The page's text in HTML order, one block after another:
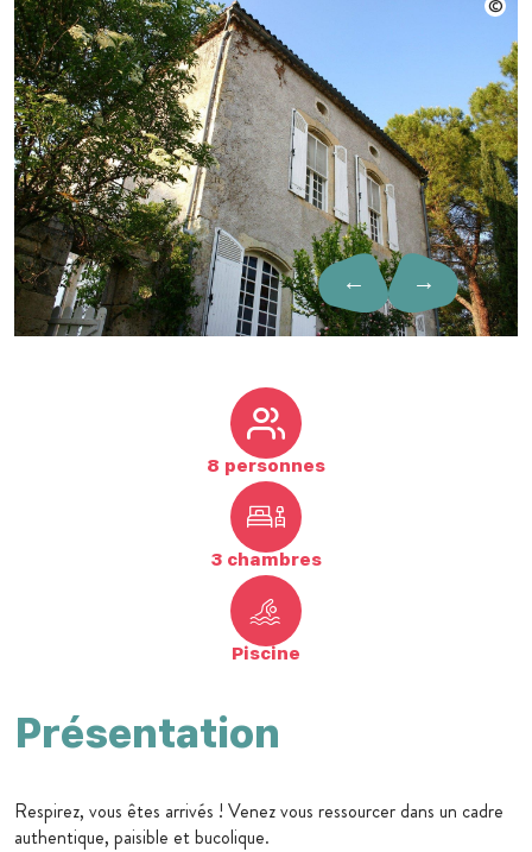
← →
8 personnes
3 chambres
Piscine
Présentation
Respirez, vous êtes arrivés ! Venez vous ressourcer dans un cadre
authentique, paisible et bucolique.